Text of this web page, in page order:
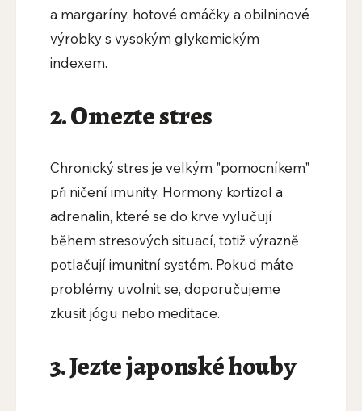
a margaríny, hotové omáčky a obilninové
výrobky s vysokým glykemickým
indexem.
2. Omezte stres
Chronický stres je velkým "pomocníkem"
při ničení imunity. Hormony kortizol a
adrenalin, které se do krve vylučují
během stresových situací, totiž výrazně
potlačují imunitní systém. Pokud máte
problémy uvolnit se, doporučujeme
zkusit jógu nebo meditace.
3. Jezte japonské houby